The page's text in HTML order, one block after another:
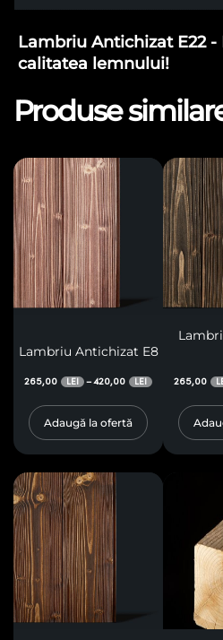
Lambriu Antichizat E22
calitatea lemnului!
Produse
Lambriu Antichizat E8
265,00 LEI –420,00 LEI
Adaugă la ofertă
265,00